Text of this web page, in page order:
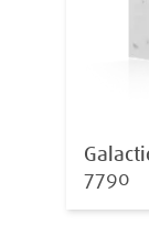
7790